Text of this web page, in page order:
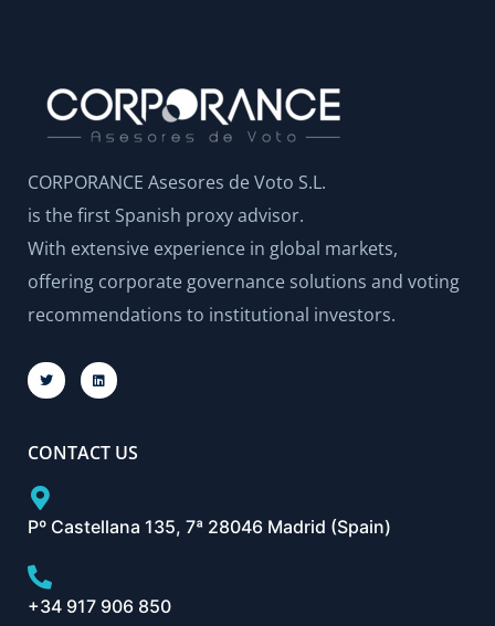
CORPORANCE Asesores de Voto S.L.
is the first Spanish proxy advisor.
With extensive experience in global markets,
offering corporate governance solutions and voting
recommendations to institutional investors.
CONTACT US
Pº Castellana 135, 7ª 28046 Madrid (Spain)
+34 917 906 850